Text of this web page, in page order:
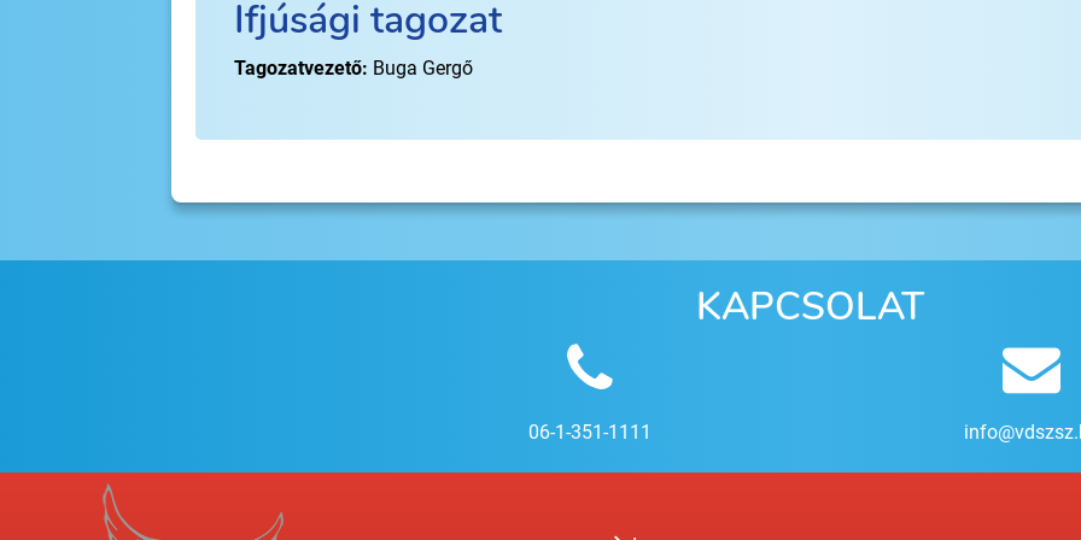
Ifjúsági tagozat
Tagozatvezető: Buga Gergő
KAPCSOLAT
06-1-351-1111